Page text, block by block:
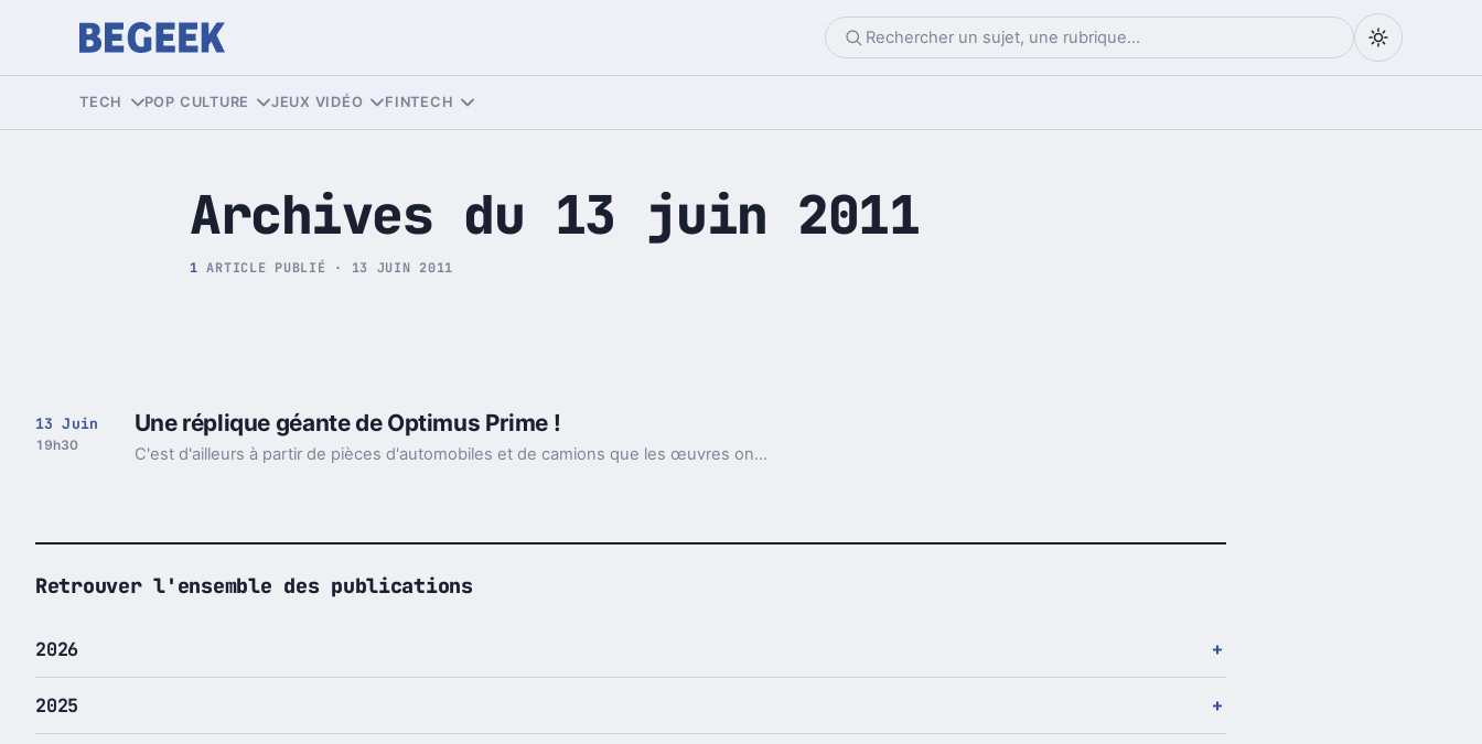
Tech et Pop culture
TECH POP CULTURE JEUX VIDÉO FINTECH
Archives du 13 juin 2011
1 ARTICLE PUBLIÉ · 13 JUIN 2011
13 Juin
19h30
Une réplique géante de Optimus Prime !
C'est d'ailleurs à partir de pièces d'automobiles et de camions que les œuvres ont été réalisées.
Retrouver l'ensemble des publications
2026
2025